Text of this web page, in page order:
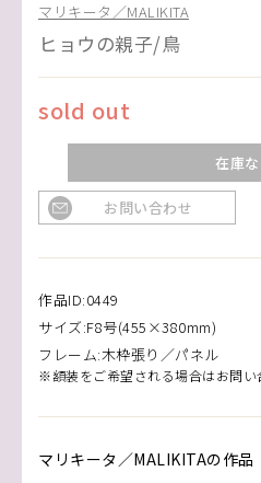
マリキータ／MALIKITA
ヒョウの親子/鳥
sold out
在庫
お問い合わせ
作品ID:0449
サイズ:F8号(455×380mm)
フレーム:木枠張り／パネル
※額装をご希望される場合はお問い
マリキータ／MALIKITAの作品